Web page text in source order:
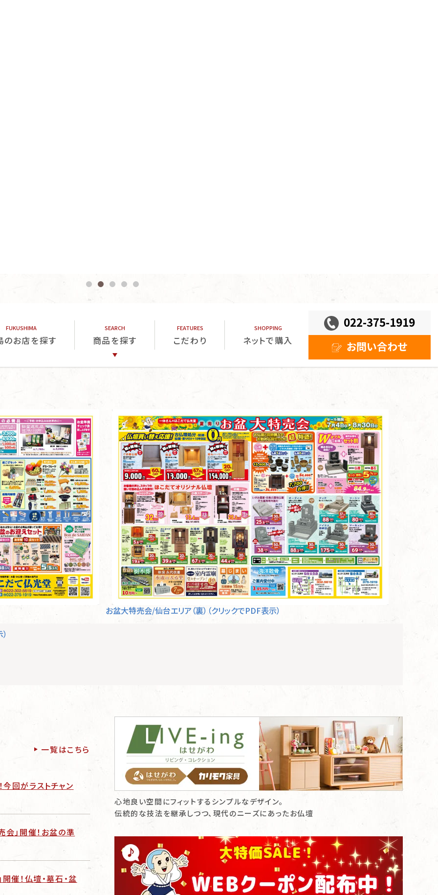
022-375-1919
お問い合わせ
のお店を探す 商品を探す
仏壇
位牌
こだわり ネットで購入
ほこだて仏光堂
が
おすすめする
リビングコレクション
お盆大特売会/仙台エリア（裏）（クリックでPDF表示）
一覧はこちら
回がラストチャン
」開催！お盆の準
催！仏壇・墓石・盆
心地良い空間にフィットするシンプルなデザイン。
伝統的な技法を継承しつつ、現代のニーズにあったお仏壇